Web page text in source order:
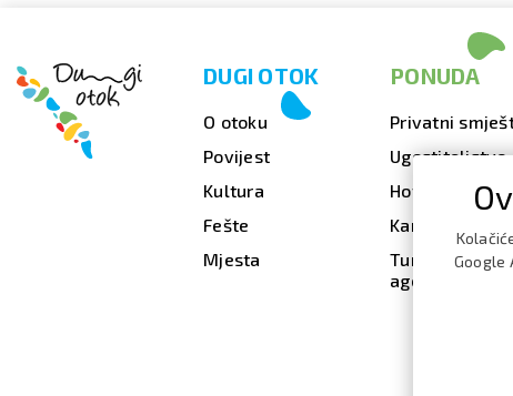
DUGI OTOK
O otoku
Povijest
Kultura
Fešte
Mjesta
PONUDA
Privatni
Ugostiteljstvo
Hoteli
Kampovi
Turističke
agencije
Google